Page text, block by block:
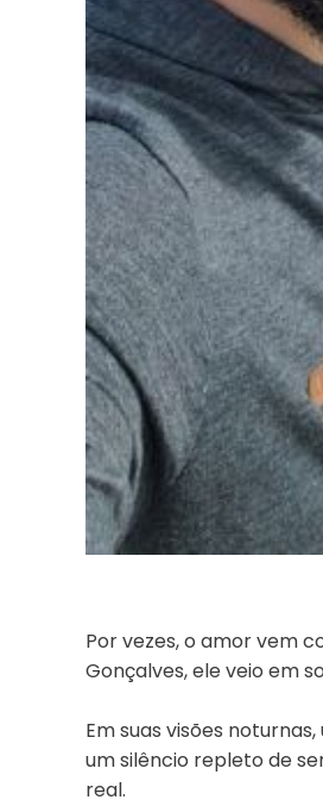
Por vezes, o amor vem
Gonçalves, ele veio em
Em suas visões
um silêncio repleto de
real.